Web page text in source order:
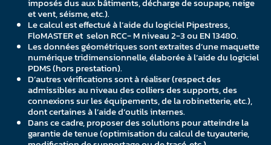
imposés dus aux bâtiments, décharge de soupape, neige
et vent, séisme, etc.).
Le calcul est effectué à l’aide du logiciel Pipestress,
FloMASTER et selon RCC- M niveau 2-3 ou EN 13480.
Les données géométriques sont extraites d’une maquette
numérique tridimensionnelle, élaborée à l’aide du logiciel
PDMS (hors prestation).
D’autres vérifications sont à réaliser (respect des
admissibles au niveau des colliers des supports, des
connexions sur les équipements, de la robinetterie, etc.),
dont certaines à l’aide d’outils internes.
Dans ce cadre, proposer des solutions pour atteindre la
garantie de tenue (optimisation du calcul de tuyauterie,